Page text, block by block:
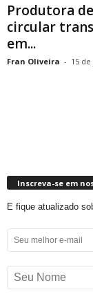
Produtora
circular
em...
Fran Oliveira - 15
Inscreva-se em
E fique atualizado